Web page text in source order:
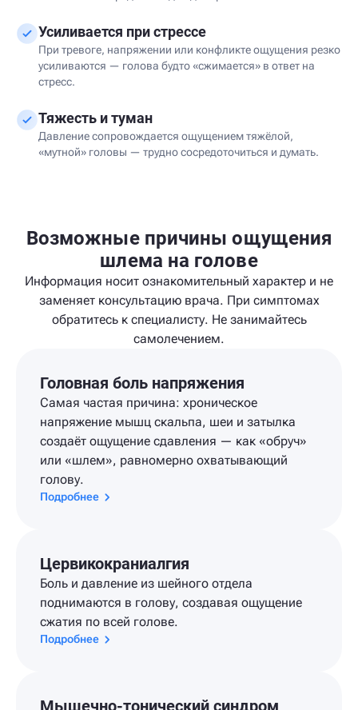
Усиливается при стрессе
При тревоге, напряжении или конфликте ощущения резко
усиливаются — голова будто «сжимается» в ответ на
стресс.
Тяжесть и туман
Давление сопровождается ощущением тяжёлой,
«мутной» головы — трудно сосредоточиться и думать.
Возможные причины ощущения
шлема на голове
Информация носит ознакомительный характер и не
заменяет консультацию врача. При симптомах
обратитесь к специалисту. Не занимайтесь
самолечением.
Головная боль напряжения
Самая частая причина: хроническое
напряжение мышц скальпа, шеи и затылка
создаёт ощущение сдавления — как «обруч»
или «шлем», равномерно охватывающий
голову.
Подробнее
Цервикокраниалгия
Боль и давление из шейного отдела
поднимаются в голову, создавая ощущение
сжатия по всей голове.
Подробнее
Мышечно-тонический синдром